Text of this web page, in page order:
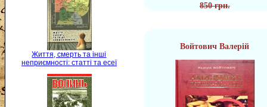
Життя, смерть та інші
неприємності: статті та есеї
850 грн.
Войтович Валерій